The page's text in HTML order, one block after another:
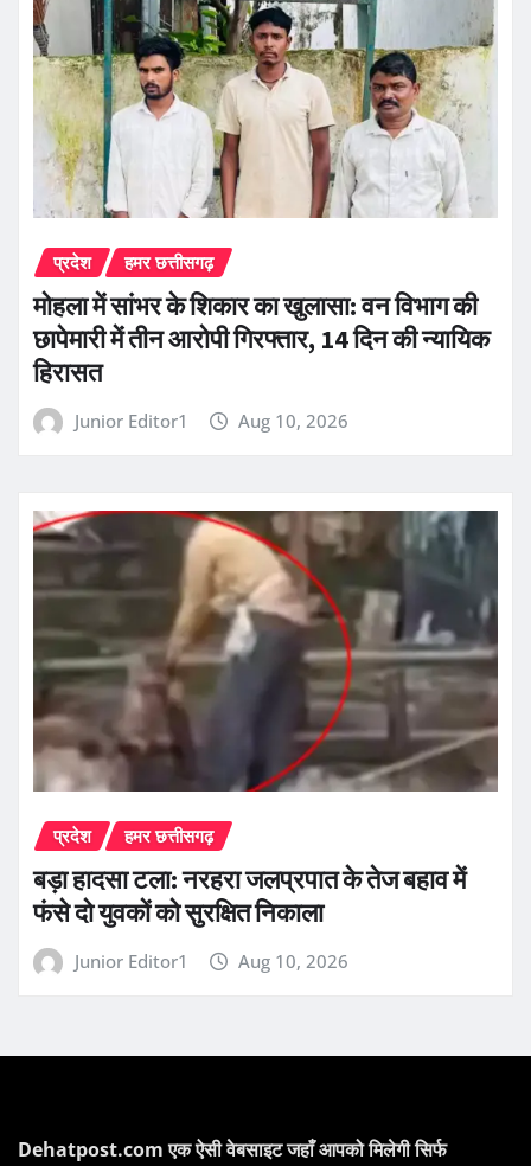
प्रदेश हमर छत्तीसगढ़
मोहला में सांभर के शिकार का खुलासा: वन विभाग की
छापेमारी में तीन आरोपी गिरफ्तार, 14 दिन की न्यायिक
हिरासत
Junior Editor1 Aug 10, 2026
प्रदेश हमर छत्तीसगढ़
बड़ा हादसा टला: नरहरा जलप्रपात के तेज बहाव में
फंसे दो युवकों को सुरक्षित निकाला
Junior Editor1 Aug 10, 2026
Dehatpost.com एक ऐसी वेबसाइट जहाँ आपको मिलेगी सिर्फ